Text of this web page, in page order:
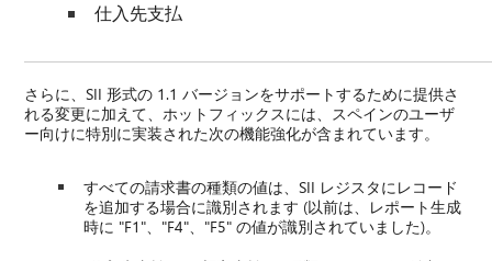
仕入先支払
さらに、SII 形式の 1.1 バージョンをサポートするために提供さ
れる変更に加えて、ホットフィックスには、スペインのユーザ
ー向けに特別に実装された次の機能強化が含まれています。
すべての請求書の種類の値は、SII レジスタにレコード
を追加する場合に識別されます (以前は、レポート生成
時に "F1"、"F4"、"F5" の値が識別されていました)。